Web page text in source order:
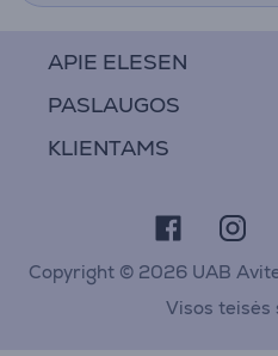
APIE ELESEN
PASLAUGOS
KLIENTAMS
Copyright © 2026 UAB
Visos teisės